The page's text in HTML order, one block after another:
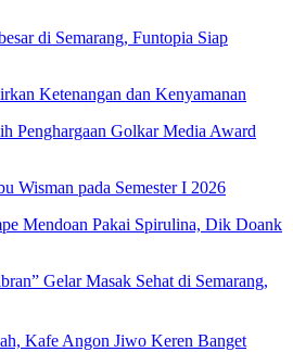
di Semarang, Funtopia Siap
Ketenangan dan Kenyamanan
Penghargaan Golkar Media Award
Wisman pada Semester I 2026
Mendoan Pakai Spirulina, Dik Doank
Gelar Masak Sehat di Semarang,
Kafe Angon Jiwo Keren Banget